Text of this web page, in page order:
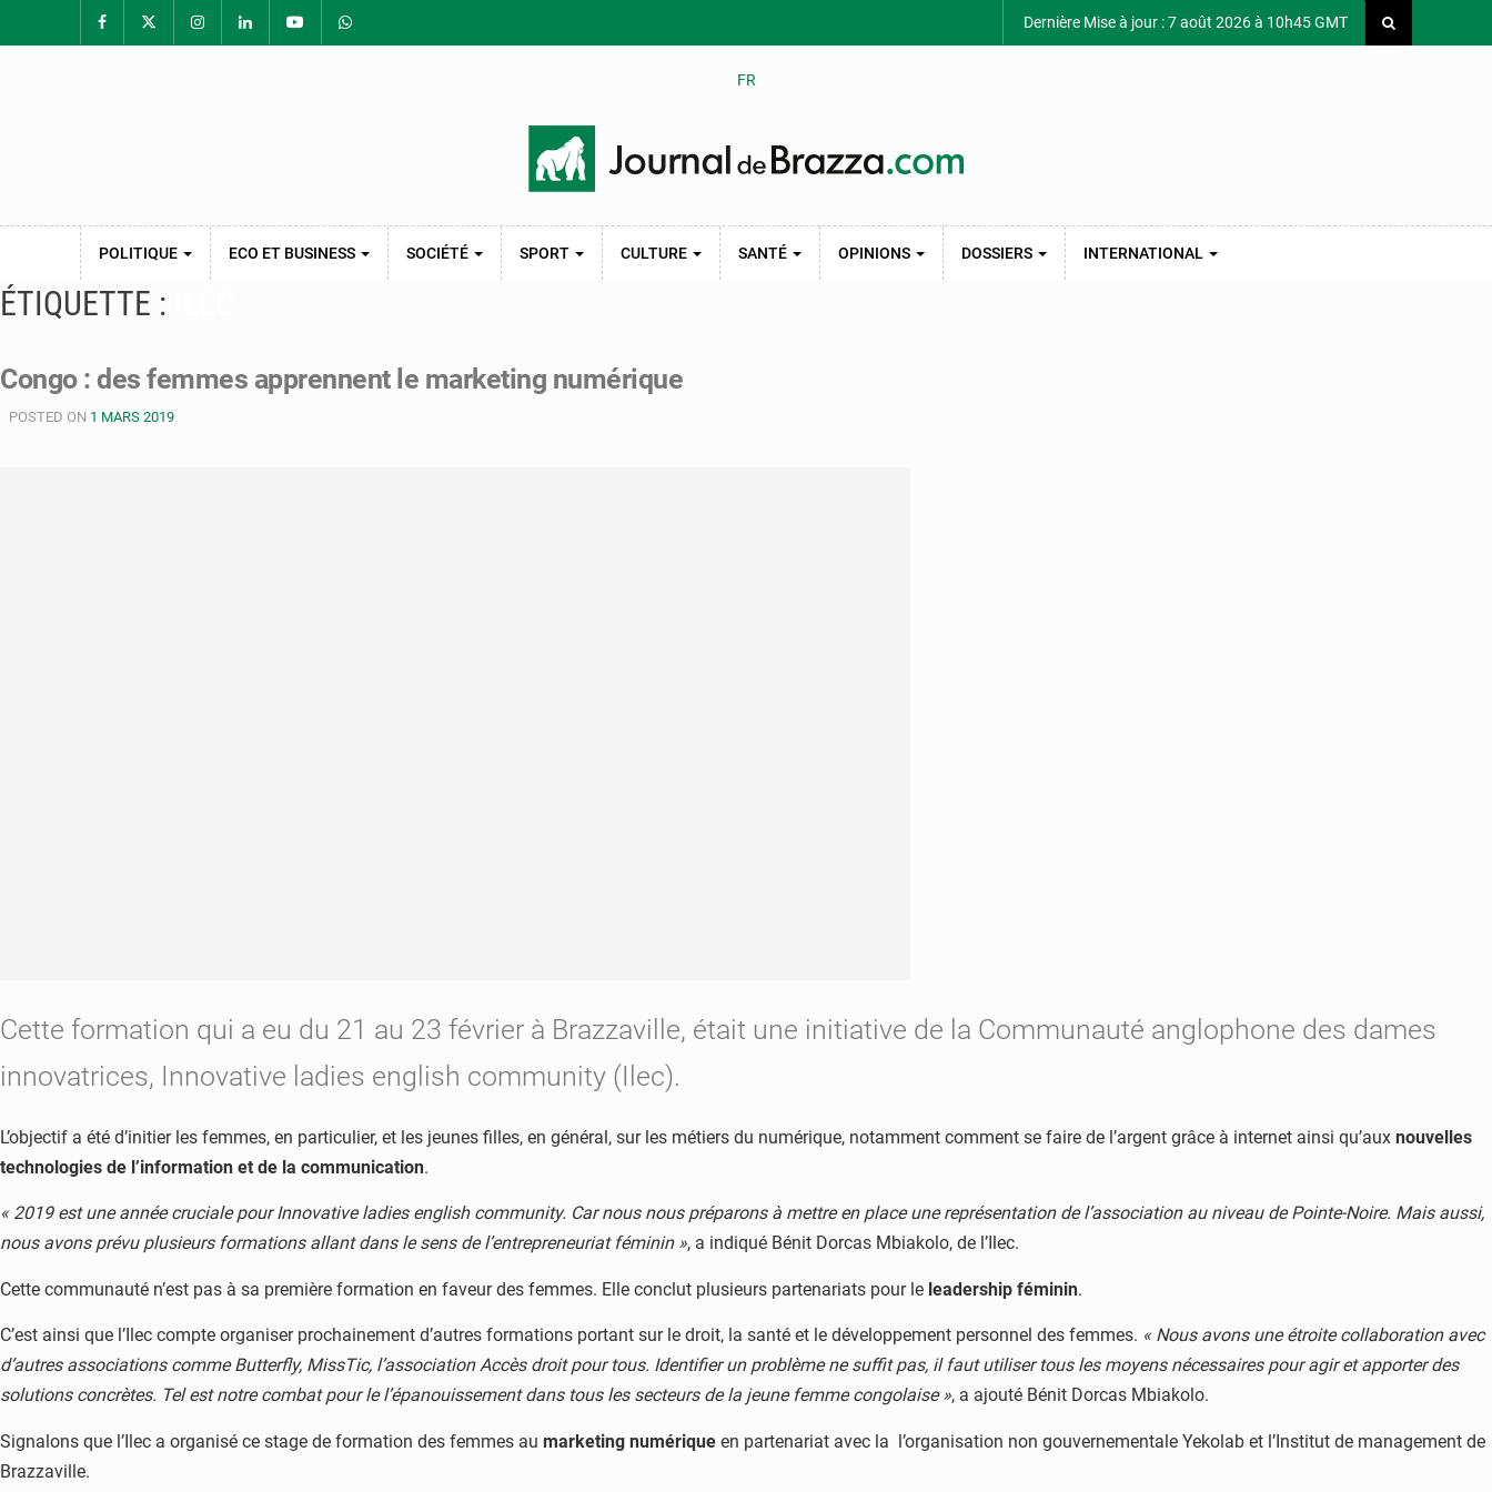
Dernière Mise à jour : 7 août 2026 à 10h45 GMT
FR
POLITIQUE ECO ET BUSINESS SOCIÉTÉ SPORT CULTURE SANTÉ OPINIONS DOSSIERS INTERNATIONAL
ÉTIQUETTE :
Congo : des femmes apprennent le marketing numérique
POSTED ON 1 MARS 2019
Cette formation qui a eu du 21 au 23 février à Brazzaville, était une initiative de la Communauté anglophone des dames
innovatrices, Innovative ladies english community (Ilec).
L’objectif a été d’initier les femmes, en particulier, et les jeunes filles, en général, sur les métiers du numérique, notamment comment se faire de l’argent grâce à internet ainsi qu’aux nouvelles
technologies de l’information et de la communication.
« 2019 est une année cruciale pour Innovative ladies english community. Car nous nous préparons à mettre en place une représentation de l’association au niveau de Pointe-Noire. Mais aussi,
nous avons prévu plusieurs formations allant dans le sens de l’entrepreneuriat féminin », a indiqué Bénit Dorcas Mbiakolo, de l’Ilec.
Cette communauté n’est pas à sa première formation en faveur des femmes. Elle conclut plusieurs partenariats pour le leadership féminin.
C’est ainsi que l’Ilec compte organiser prochainement d’autres formations portant sur le droit, la santé et le développement personnel des femmes. « Nous avons une étroite collaboration avec
d’autres associations comme Butterfly, MissTic, l’association Accès droit pour tous. Identifier un problème ne suffit pas, il faut utiliser tous les moyens nécessaires pour agir et apporter des
solutions concrètes. Tel est notre combat pour le l’épanouissement dans tous les secteurs de la jeune femme congolaise », a ajouté Bénit Dorcas Mbiakolo.
Signalons que l’Ilec a organisé ce stage de formation des femmes au marketing numérique en partenariat avec la l’organisation non gouvernementale Yekolab et l’Institut de management de
Brazzaville.